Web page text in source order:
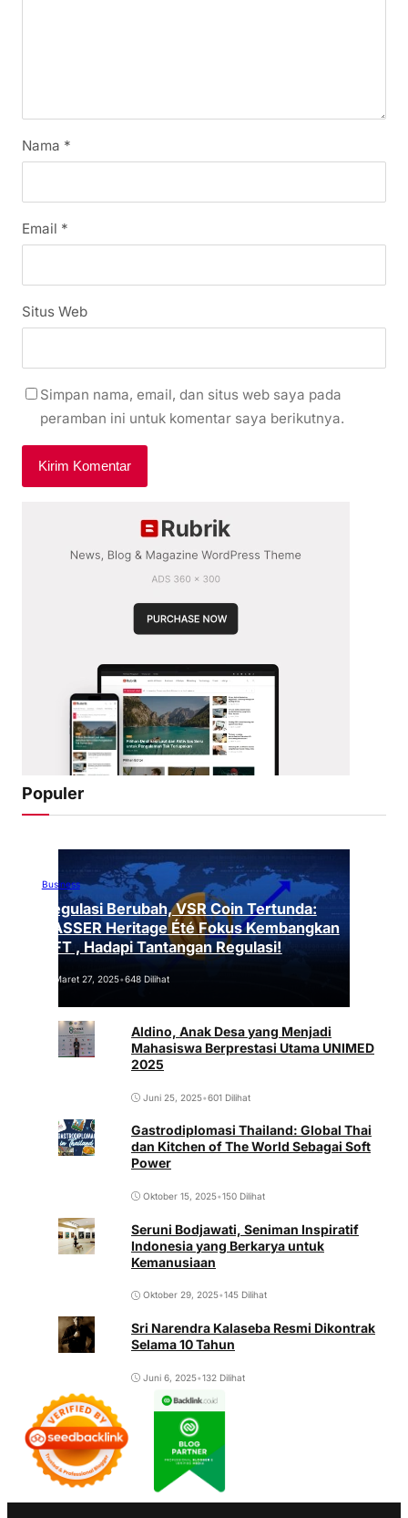
Nama *
Email *
Situs Web
Simpan nama, email, dan situs web saya pada
peramban ini untuk komentar saya berikutnya.
Populer
Business
Regulasi Berubah, VSR Coin Tertunda:
VASSER Heritage Été Fokus Kembangkan
NFT , Hadapi Tantangan Regulasi!
Maret 27, 2025•648 Dilihat
Aldino, Anak Desa yang Menjadi
Mahasiswa Berprestasi Utama UNIMED
2025
Juni 25, 2025•601 Dilihat
Gastrodiplomasi Thailand: Global Thai
dan Kitchen of The World Sebagai Soft
Power
Oktober 15, 2025•150 Dilihat
Seruni Bodjawati, Seniman Inspiratif
Indonesia yang Berkarya untuk
Kemanusiaan
Oktober 29, 2025•145 Dilihat
Sri Narendra Kalaseba Resmi Dikontrak
Selama 10 Tahun
Juni 6, 2025•132 Dilihat